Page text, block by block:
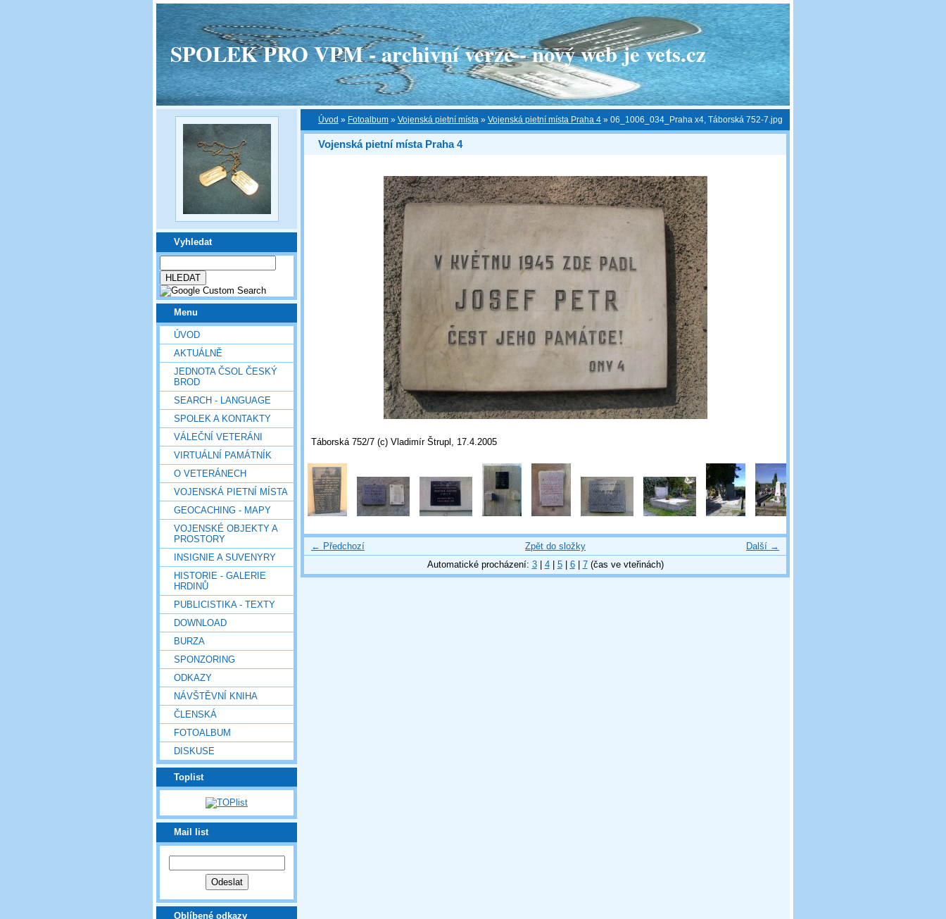
SPOLEK PRO VPM - archivní verze - nový web je vets.cz
Vyhledat
Menu
ÚVOD
AKTUÁLNĚ
JEDNOTA ČSOL ČESKÝ
BROD
SEARCH - LANGUAGE
SPOLEK A KONTAKTY
VÁLEČNÍ VETERÁNI
VIRTUÁLNÍ PAMÁTNÍK
O VETERÁNECH
VOJENSKÁ PIETNÍ MÍSTA
GEOCACHING - MAPY
VOJENSKÉ OBJEKTY A
PROSTORY
INSIGNIE A SUVENYRY
HISTORIE - GALERIE
HRDINŮ
PUBLICISTIKA - TEXTY
DOWNLOAD
BURZA
SPONZORING
ODKAZY
NÁVŠTĚVNÍ KNIHA
ČLENSKÁ
FOTOALBUM
DISKUSE
Toplist
Mail list
Oblíbené odkazy
Úvod » Fotoalbum » Vojenská pietní místa » Vojenská pietní místa Praha 4 » 06_1006_034_Praha x4, Táborská 752-7.jpg
Vojenská pietní místa Praha 4
Táborská 752/7 (c) Vladimír Štrupl, 17.4.2005
← Předchozí Další →
Zpět do složky
Automatické procházení: 3| 4| 5| 6| 7(čas ve vteřinách)